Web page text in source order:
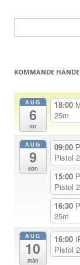
a
g
g
efter:
KOMMANDE
AUG
6
tor
18:00
25m
AUG
9
sön
09:00
Pistol
15:00
Pistol
16:30
25m
AUG
10
mån
16:00
Pistol